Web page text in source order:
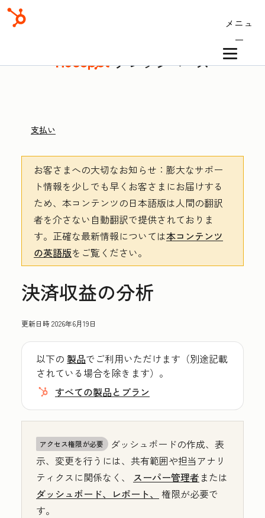
メニュ
ー
ナレッジベース
支払い
お客さまへの大切なお知らせ ：膨大なサポー
ト情報を少しでも早くお客さまにお届けする
ため、本コンテンツの日本語版は人間の翻訳
者を介さない自動翻訳で提供されておりま
す。 正確な最新情報については本コンテンツ
の英語版をご覧ください。
決済収益の分析
更新日時2026年6月19日
以下の 製品でご利用いただけます（別途記載
されている場合を除きます）。
すべての製品とプラン
アクセス権限が必要
ダッシュボードの作成、表
示、変更を行うには、共有範囲や担当アナリ
ティクスに関係なく、 スーパー管理者 または
ダッシュボード、レポート、
権限が必要で
す。